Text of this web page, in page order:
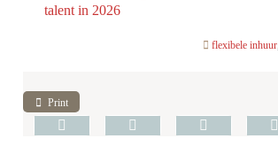
talent in 2026
flexibele inhuur,
Print